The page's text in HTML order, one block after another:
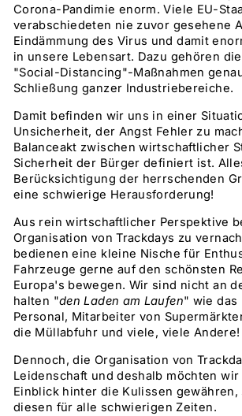
Corona-Pandimie enorm. Viele EU-
verabschiedeten nie zuvor gesehene
Eindämmung des Virus und damit
in unsere Lebensart. Dazu gehören
"Social-Distancing"-Maßnahmen
Schließung ganzer Industriebereiche.
Damit befinden wir uns in einer
Unsicherheit, der Angst Fehler zu
Balanceakt zwischen wirtschaftlicher
Sicherheit der Bürger definiert ist.
Berücksichtigung der herrschenden
eine schwierige Herausforderung!
Aus rein wirtschaftlicher Perspektive
Organisation von Trackdays zu
bedienen eine kleine Nische für
Fahrzeuge gerne auf den schönsten
Europa's bewegen. Wir sind nicht an
halten "den Laden am Laufen" wie das
Personal, Mitarbeiter von
die Müllabfuhr und viele, viele Andere!
Dennoch, die Organisation von
Leidenschaft und deshalb möchten wir
Einblick hinter die Kulissen gewähren,
diesen für alle schwierigen Zeiten.